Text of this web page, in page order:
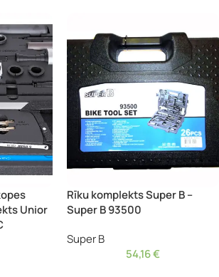
Unior
Rīku komplekts Super B –
Super B 93500
Super B
54,16€